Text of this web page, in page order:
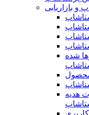
و بازاریابی
شده
هدیه